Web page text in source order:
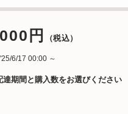
円 （税込）
6/17 00:00 ～
達期間と購入数をお選びください